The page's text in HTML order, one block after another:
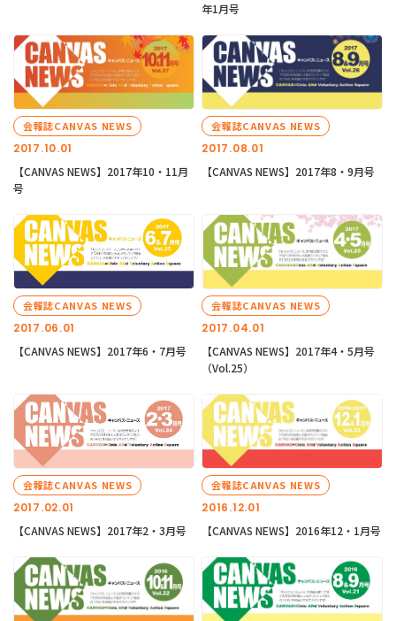
年1月号
2017.10.01
会報誌CANVAS NEWS
【CANVAS NEWS】2017年10・11月
号
2017.08.01
会報誌CANVAS NEWS
【CANVAS NEWS】2017年8・9月号
2017.06.01
会報誌CANVAS NEWS
【CANVAS NEWS】2017年6・7月号
2017.04.01
会報誌CANVAS NEWS
【CANVAS NEWS】2017年4・5月号
（Vol.25）
2017.02.01
会報誌CANVAS NEWS
【CANVAS NEWS】2017年2・3月号
2016.12.01
会報誌CANVAS NEWS
【CANVAS NEWS】2016年12・1月号